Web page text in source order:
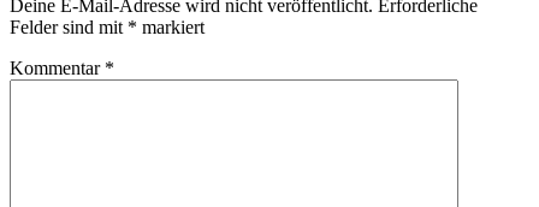
Deine E-Mail-Adresse wird nicht veröffentlicht. Erforderliche
Felder sind mit * markiert
Kommentar *